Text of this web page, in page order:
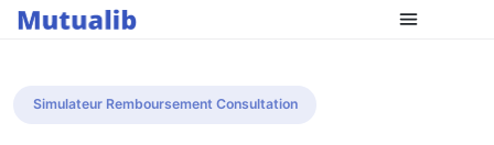
Simulateur Remboursement Consultation